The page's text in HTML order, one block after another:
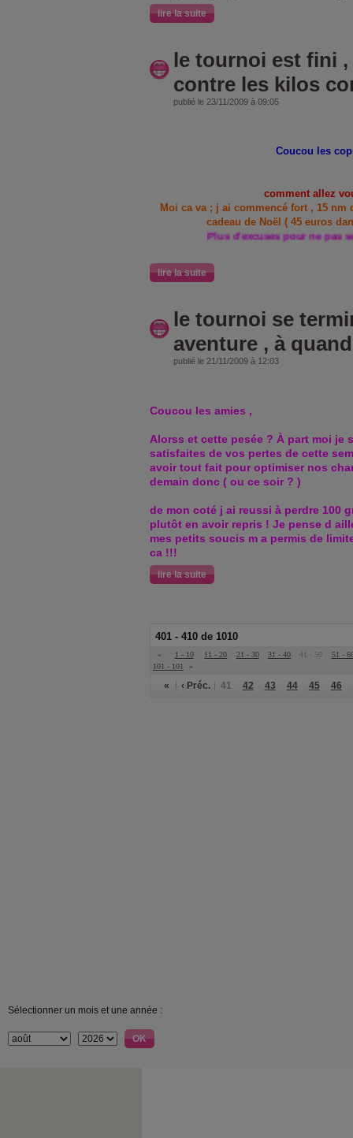
lire la suite
le tournoi est fini
contre les kilos
publié le 23/11/2009 à 09:05
Coucou les
comment allez
Moi ca va ; j ai commencé fort , 15
cadeau de Noël ( 45 euros
Plus d'excuses pour ne pas se bouger lol
lire la suite
le tournoi se
aventure , à
publié le 21/11/2009 à 12:03
Coucou les amies ,
Alorss et cette pesée ? À part moi je
satisfaites de vos pertes de cette
avoir tout fait pour optimiser nos
demain donc ( ou ce soir ? )
de mon coté j ai reussi à perdre 100
plutôt en avoir repris ! Je pense d
mes petits soucis m a permis de
ca !!!
lire la suite
401 - 410 de 1010
« 1 - 10 11 - 20 21 - 30 31 - 40 41 - 50
51 -
101 - 101
»
« ‹ Préc. 41 42 43 44 45 46
Sélectionner un mois et une année :